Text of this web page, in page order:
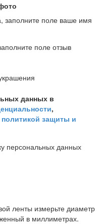
заполните поле ваше имя
поле отзыв
данных в
,
политикой защиты и
персональных данных
ленты измерьте диаметр
в миллиметрах.